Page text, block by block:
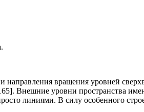
направления вращения уровней
Внешние уровни пространства
линиями. В силу особенного